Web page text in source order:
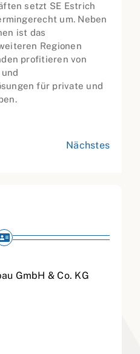
setzt SE Estrich
um. Neben
ist das
Regionen
profitieren von
für private und
Nächstes
GmbH & Co. KG